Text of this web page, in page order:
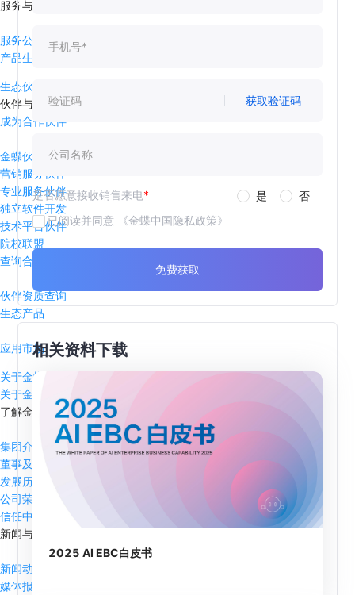
服务与通知
服务公告
产品生命周期
生态伙伴与开发者
伙伴与生态
成为合作伙伴
金蝶伙伴体系
营销服务伙伴
专业服务伙伴
独立软件开发
技术平台伙伴
院校联盟
查询合作伙伴
伙伴资质查询
生态产品
应用市场
关于金蝶
关于金蝶
了解金蝶
集团介绍
董事及管理层
发展历程
公司荣誉
信任中心
新闻与活动
新闻动态
媒体报道
获取验证码
是否愿意接收销售来电* 是
否
已阅读并同意
《金蝶中国隐私政策》
免费获取
相关资料下载
2025 AI EBC白皮书